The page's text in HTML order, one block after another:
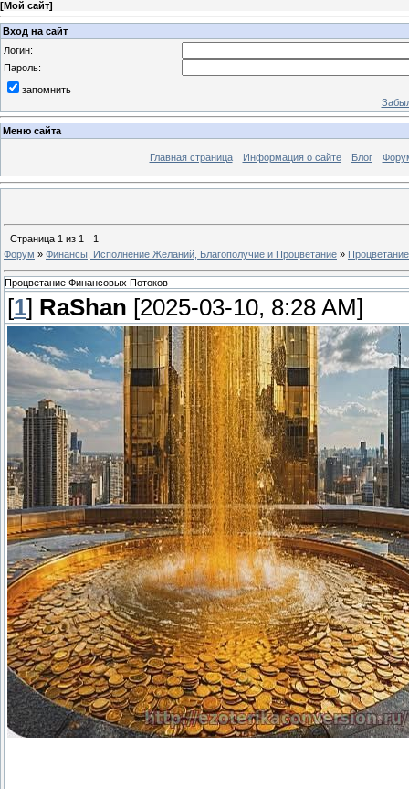
[Мой сайт]
Вход на сайт
Логин:
Пароль:
запомнить
Меню сайта
Главная страница Информация о сайте Блог
Страница 1 из 1
1
Форум » Финансы, Исполнение Желаний, Благополучие и Процветание »
Процветание Финансовых Потоков
[1] RaShan [2025-03-10, 8:28 AM]